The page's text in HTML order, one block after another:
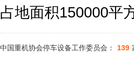
占地面积150000平
中国重机协会停车设备工作委员会： 139